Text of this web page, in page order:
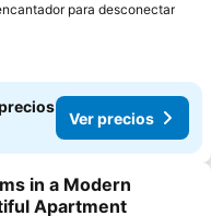
para desconectarVer
Ver precios
a favoritos
in a Modern
Apartment